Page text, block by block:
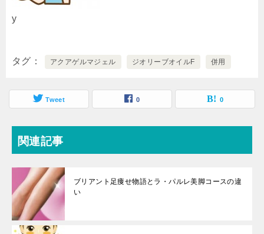
y
タグ アクアゲルマジェル ジオリーブオイルF 併用
Tweet 0 0
関連記事
ブリアント足痩せ物語とラ・パルレ美脚コースの違
い